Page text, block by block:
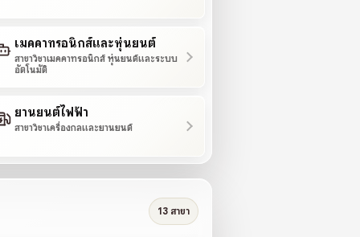
เมคคาทรอนิกส์และหุ่นยนต์
สาขาวิชาเมคคาทรอนิกส์ หุ่นยนต์และระบบ
อัตโนมัติ
ยานยนต์ไฟฟ้า
สาขาวิชาเครื่องกลและยานยนต์
13 สาขา